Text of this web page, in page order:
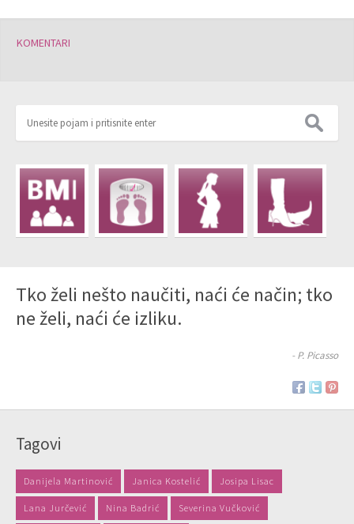
KOMENTARI
Tko želi nešto naučiti, naći će način; tko
ne želi, naći će izliku.
- P. Picasso
Tagovi
Danijela Martinović Janica Kostelić Josipa Lisac
Lana Jurčević Nina Badrić Severina Vučković